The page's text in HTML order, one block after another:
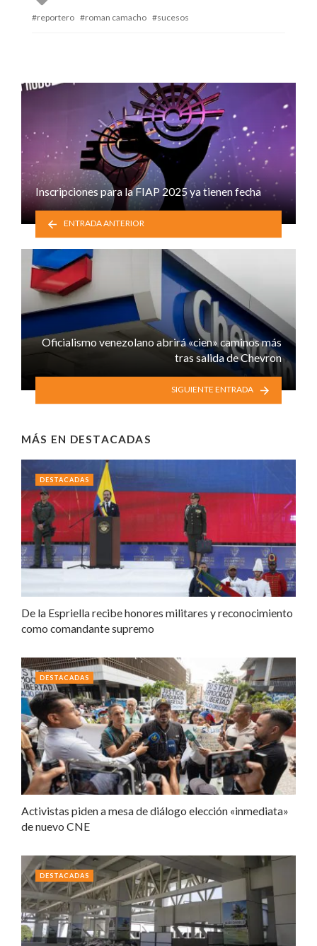
reportero
roman camacho sucesos
Inscripciones para la FIAP 2025 ya tienen fecha
ENTRADA ANTERIOR
Oficialismo venezolano abrirá «cien» caminos más
tras salida de Chevron
SIGUIENTE ENTRADA
MÁS EN DESTACADAS
De la Espriella recibe honores militares y reconocimiento
como comandante supremo
DESTACADAS
Activistas piden a mesa de diálogo elección «inmediata»
de nuevo CNE
DESTACADAS
DESTACADAS